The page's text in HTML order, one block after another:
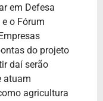
em Defesa
o Fórum
do projeto
daí serão
atuam
agricultura